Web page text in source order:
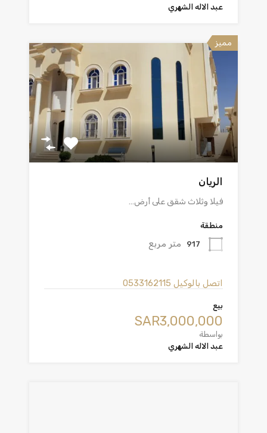
عبد الاله الشهري
مميز
الريان
فيلا وثلاث شقق على أرض…
منطقة
917 متر مربع
اتصل بالوكيل 0533162115
بيع
‪SAR3,000,000
بواسطة
عبد الاله الشهري